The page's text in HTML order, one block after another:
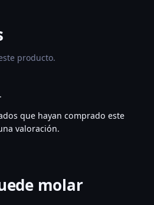
producto.
que hayan comprado este
valoración.
molar